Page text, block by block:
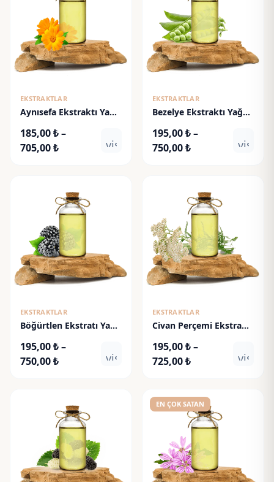
EKSTRAKTLAR
Aynısefa Ekstraktı Yağ
185,00₺–
705,00₺Fiyat
705,00 ₺
visibility
EKSTRAKTLAR
Bezelye Ekstraktı Yağ
195,00₺–
750,00₺Fiyat
750,00 ₺
EKSTRAKTLAR
Böğürtlen Ekstratı Yağ
Extract
195,00₺–
750,00₺Fiyat
750,00 ₺
visibility
EKSTRAKTLAR
Civan Perçemi Ekstraktı
Flower Extract
195,00₺–
725,00₺Fiyat
-
725,00 ₺
EN ÇOK SATAN